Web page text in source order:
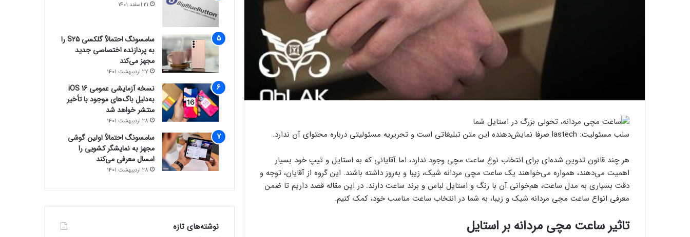
سلب مسئولیت: lastech صرفا نمایش‌دهنده این متن تبلیغاتی است و تحریریه مسئولیتی درباره محتوای آن ندارد.
هر چند قانون تدوین شده‌ای برای انتخاب نوع ساعت مچی وجود ندارد، اما آقایانی که به استایل و تیپ خود بسیار
اهمیت می‌دهند، همواره می‌خواهند یک ساعت مچی مردانه شیک، زیبا و به‌روز داشته باشند. این گروه از آقایان، توجه و
دقت بسیاری به مدل ساعت، هم‌خوانی آن با رنگ و استایل لباس و برند ساعت دارند. در این مقاله قصد داریم تا ضمن
معرفی انواع ساعت مچی مردانه شیک و زیبا، به شما در انتخاب ساعت مناسب خود، کمک کنیم.
تاثیر ساعت مچی مردانه بر استایل
21 اسفند 1401
سامسونگ احتمالاً گلکسی S25 را
به پردازنده اختصاصی جدید
مجهز می‌کند
27 اردیبهشت 1401
نسخه آزمایشی عمومی iOS 16
به‌دلیل باگ‌های موجود با تأخیر
منتشر خواهد شد
28 اردیبهشت 1401
سامسونگ احتمالاً اولین گوشی
مجهز به نمایشگر کشویی را
امسال معرفی می‌کند
28 اردیبهشت 1401
نوشته‌های تازه